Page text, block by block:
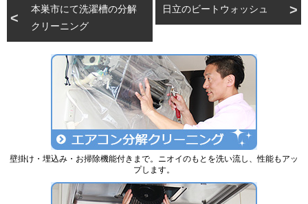
本巣市にて洗濯槽の分解
クリーニング
日立のビートウォッシュ
壁掛け・埋込み・お掃除機能付きまで。ニオイのもとを洗い流し、性能もアッ
プします。